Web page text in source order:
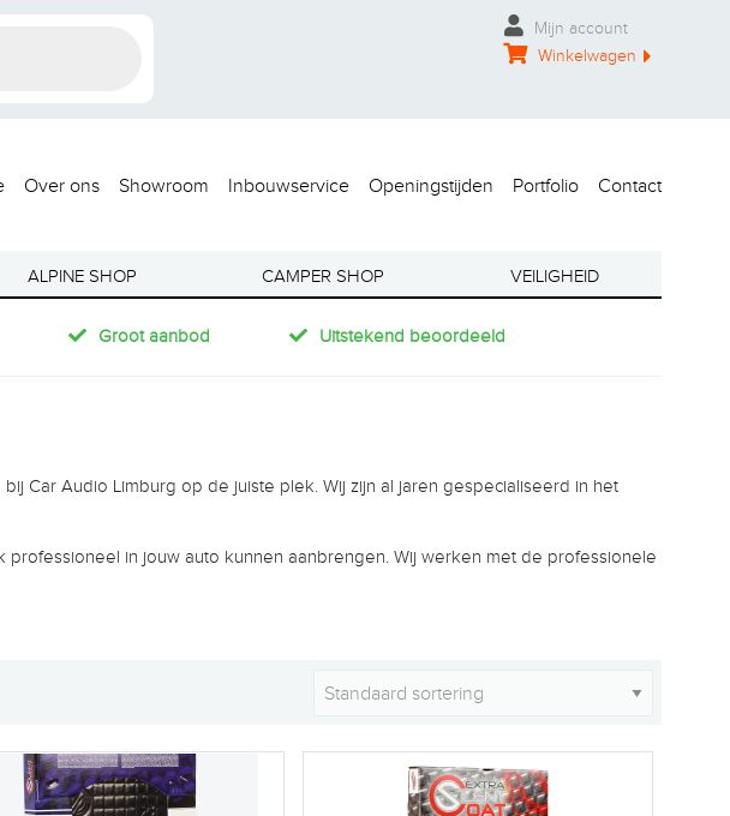
Mijn account
Winkelwagen
Over ons Showroom Inbouwservice Openingstijden Portfolio Contact
ALPINE SHOP CAMPER SHOP VEILIGHEID
Groot aanbod Uitstekend beoordeeld
Car Audio Limburg op de juiste plek. Wij zijn al jaren gespecialiseerd in het
in jouw auto kunnen aanbrengen. Wij werken met de professionele